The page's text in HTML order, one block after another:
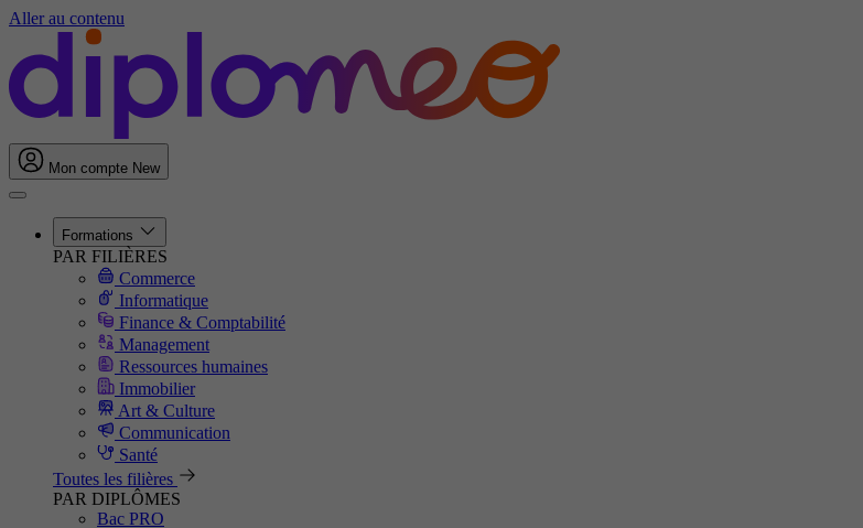
Aller au contenu
Mon compte New
Formations
PAR FILIÈRES
Commerce
Informatique
Finance & Comptabilité
Management
Ressources humaines
Immobilier
Art & Culture
Communication
Santé
Toutes les filières
PAR DIPLÔMES
Bac PRO